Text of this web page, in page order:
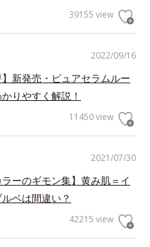
39155 view
2022/09/16
】新発売・ピュアセラムルー
りやすく解説！
11450 view
2021/07/30
ラーのギモン集】黄み肌＝イ
ベは間違い？
42215 view